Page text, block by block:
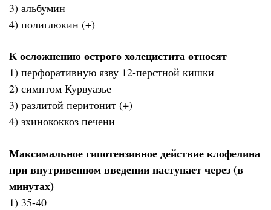
3) альбумин
4) полиглюкин (+)
К осложнению острого холецистита относят
1) перфоративную язву 12-перстной кишки
2) симптом Курвуазье
3) разлитой перитонит (+)
4) эхинококкоз печени
Максимальное гипотензивное действие клофелина
при внутривенном введении наступает через (в
минутах)
1) 35-40